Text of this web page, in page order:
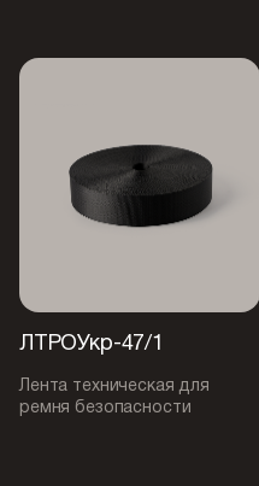
ЛТРОУкр-47/1
Лента техническая для
ремня безопасности